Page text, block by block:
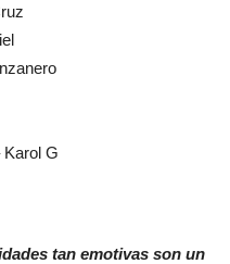
G
tan emotivas son un